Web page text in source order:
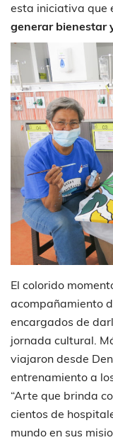
esta iniciativa que
generar bienestar
El colorido
acompañamiento
encargados de
jornada cultural.
viajaron desde
entrenamiento a
“Arte que brinda
cientos de
mundo en sus